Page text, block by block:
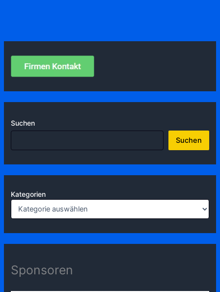
Suchen
Suchen
Kategorien
Sponsoren